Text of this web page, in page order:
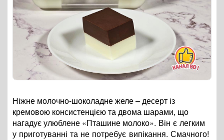
Ніжне молочно-шоколадне желе – десерт із
кремовою консистенцією та двома шарами, що
нагадує улюблене «Пташине молоко». Він є легким
у приготуванні та не потребує випікання. Смачного!